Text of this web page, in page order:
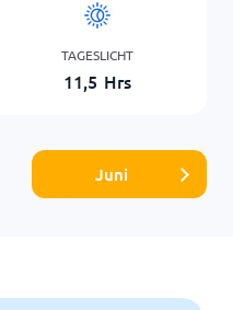
TAGESLICHT
11,5 Hrs
Juni